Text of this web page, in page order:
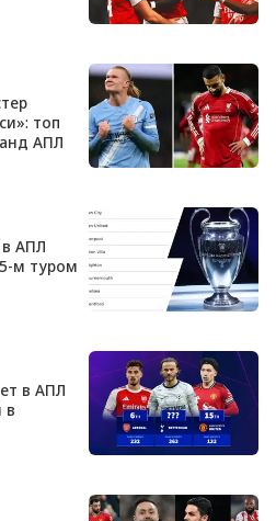
топ
АПЛ
в АПЛ
м туром
в АПЛ
в